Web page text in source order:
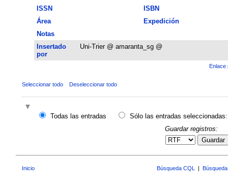
ISSN
ISBN
Área
Expedición
Notas
Insertado
por
Uni-Trier @ amaranta_sg @
Enlace
Seleccionar todo Deseleccionar todo
Todas las entradas
Sólo las entradas seleccionadas:
Guardar registros:
Guardar
Inicio Búsqueda CQL